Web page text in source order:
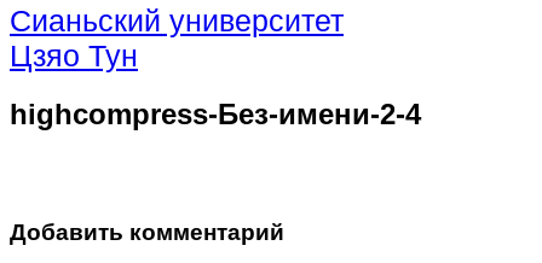
Сианьский университет
Цзяо Тун
highcompress-Без-имени-2-4
Добавить комментарий